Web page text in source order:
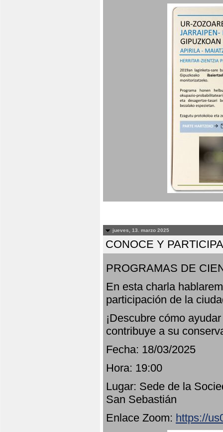
jueves, 13. marzo 2025
CONOCE Y
PROGRAMAS DE
En esta charla
participación de la
¡Descubre cómo
contribuye a su
Fecha: 18/03/2025
Hora: 19:00
Lugar: Sede de la
San Sebastián
Enlace Zoom: https://